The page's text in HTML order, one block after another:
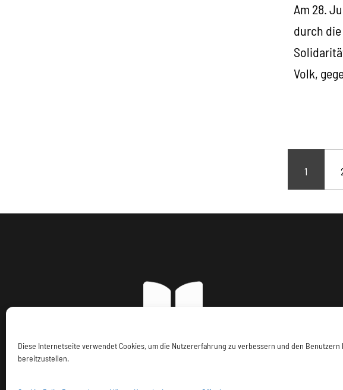
Diese Internetseite verwendet Cookies, um die Nutzererfahrung zu verbessern und den
bereitzustellen.
Am 28.
durch
Volk,
1